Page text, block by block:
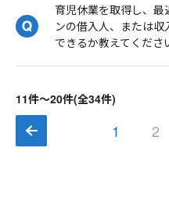
育児休業を取得し、
ンの借入人、または
できるか教えてくださ
11件～20件(全34件)
1 2